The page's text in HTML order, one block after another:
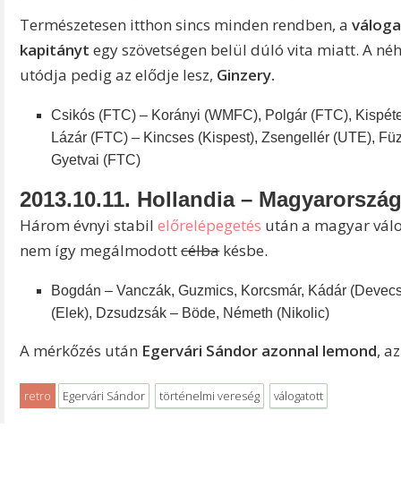
Természetesen itthon sincs minden rendben, a
kapitányt egy szövetségen belül dúló vita miatt. A
utódja pedig az elődje lesz, Ginzery.
Csikós (FTC) – Korányi (WMFC), Polgár (FTC),
Lázár (FTC) – Kincses (Kispest), Zsengellér (UTE),
Gyetvai (FTC)
2013.10.11. Hollandia –
Három évnyi stabilelőrelépegetés után a magyar
nem így megálmodottcélbakésbe.
Bogdán – Vanczák, Guzmics, Korcsmár, Kádár
(Elek), Dzsudzsák – Böde, Németh (Nikolic)
A mérkőzés után Egervári Sándor azonnal lemond,
retro Egervári Sándor történelmi vereség válogatott